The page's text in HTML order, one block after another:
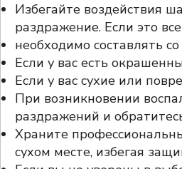
Избегайте воздействия
раздражение. Если это
необходимо составлять
Если у вас есть
Если у вас сухие или
При возникновении
раздражений и
Храните
сухом месте, избегая